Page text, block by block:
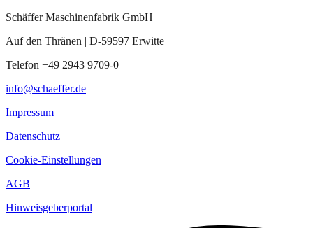
Schäffer Maschinenfabrik GmbH
Auf den Thränen | D-59597 Erwitte
Telefon +49 2943 9709-0
info@schaeffer.de
Impressum
Datenschutz
Cookie-Einstellungen
AGB
Hinweisgeberportal